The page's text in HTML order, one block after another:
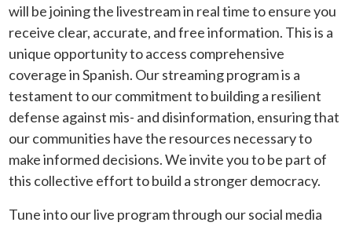
will be joining the livestream in real time to ensure you
receive clear, accurate, and free information. This is a
unique opportunity to access comprehensive
coverage in Spanish. Our streaming program is a
testament to our commitment to building a resilient
defense against mis- and disinformation, ensuring that
our communities have the resources necessary to
make informed decisions. We invite you to be part of
this collective effort to build a stronger democracy.
Tune into our live program through our social media